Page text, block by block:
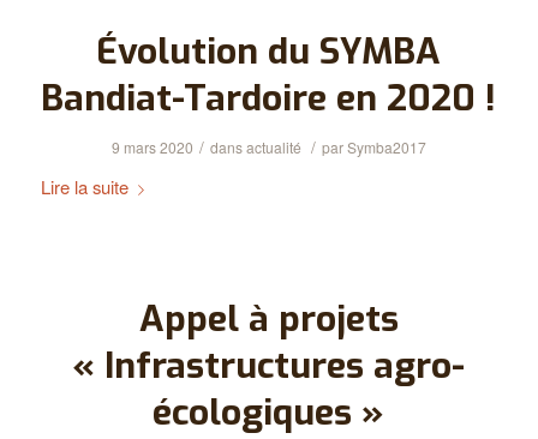
Évolution du SYMBA
Bandiat-Tardoire en 2020 !
9 mars 2020 / dansactualité / parSymba2017
Lire la suite
Appel à projets
« Infrastructures agro-
écologiques »